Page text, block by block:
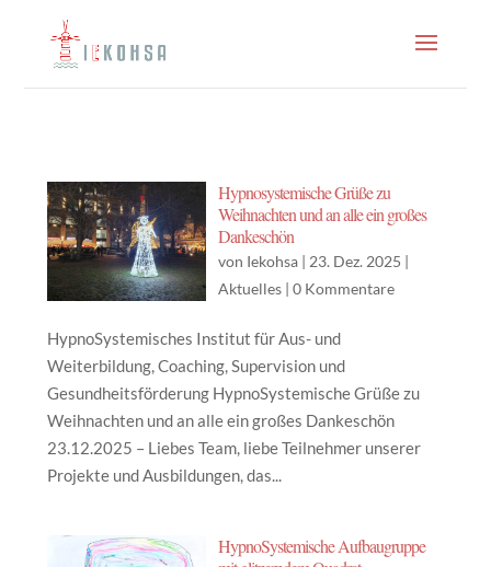
Hypnosystemische Grüße zu
Weihnachten und an alle ein großes
Dankeschön
von Iekohsa| 23. Dez. 2025 |
Aktuelles| 0 Kommentare
HypnoSystemisches Institut für Aus- und
Weiterbildung, Coaching, Supervision und
Gesundheitsförderung HypnoSystemische Grüße zu
Weihnachten und an alle ein großes Dankeschön
23.12.2025 – Liebes Team, liebe Teilnehmer unserer
Projekte und Ausbildungen, das...
HypnoSystemische Aufbaugruppe